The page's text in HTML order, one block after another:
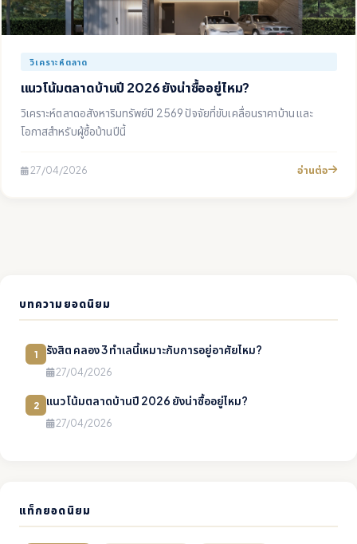
วิเคราะห์ตลาด
แนวโน้มตลาดบ้านปี 2026 ยังน่าซื้ออยู่ไหม?
วิเคราะห์ตลาดอสังหาริมทรัพย์ปี 2569 ปัจจัยที่ขับเคลื่อนราคาบ้าน และ
โอกาสสำหรับผู้ซื้อบ้านปีนี้
27/04/2026 อ่านต่อ
บทความยอดนิยม
1 รังสิต คลอง 3 ทำเลนี้เหมาะกับการอยู่อาศัยไหม?
27/04/2026
2 แนวโน้มตลาดบ้านปี 2026 ยังน่าซื้ออยู่ไหม?
27/04/2026
แท็กยอดนิยม